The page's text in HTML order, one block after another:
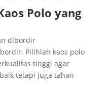
Polo yang
dibordir
Pilihlah kaos polo
tinggi agar
tetapi juga tahan